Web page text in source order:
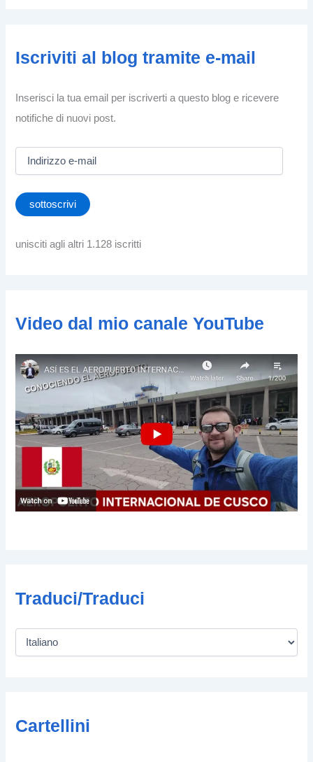
Iscriviti al blog tramite e-mail
Inserisci la tua email per iscriverti a questo blog e ricevere
notifiche di nuovi post.
i
r
z
a
sottoscrivi
unisciti agli altri 1.128 iscritti
Video dal mio canale YouTube
Traduci/Traduci
Cartellini